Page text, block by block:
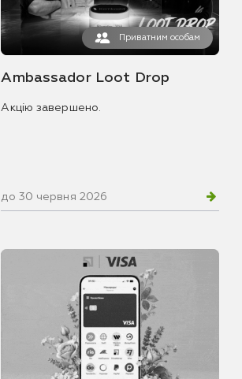
Приватним особам
Ambassador Loot Drop
Акцію завершено.
до 30 червня 2026